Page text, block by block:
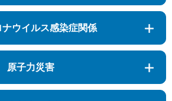
ナウイルス感染症関係
原子力災害